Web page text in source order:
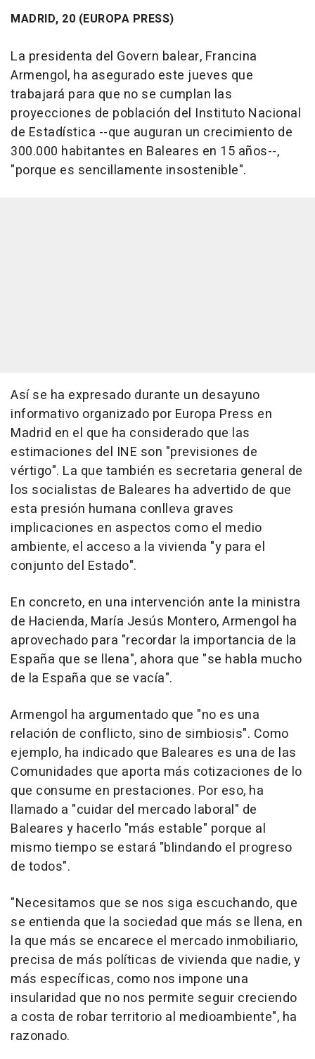
MADRID, 20 (EUROPA PRESS)
La presidenta del Govern balear, Francina
Armengol, ha asegurado este jueves que
trabajará para que no se cumplan las
proyecciones de población del Instituto Nacional
de Estadística --que auguran un crecimiento de
300.000 habitantes en Baleares en 15 años--,
"porque es sencillamente insostenible".
Así se ha expresado durante un desayuno
informativo organizado por Europa Press en
Madrid en el que ha considerado que las
estimaciones del INE son "previsiones de
vértigo". La que también es secretaria general de
los socialistas de Baleares ha advertido de que
esta presión humana conlleva graves
implicaciones en aspectos como el medio
ambiente, el acceso a la vivienda "y para el
conjunto del Estado".
En concreto, en una intervención ante la ministra
de Hacienda, María Jesús Montero, Armengol ha
aprovechado para "recordar la importancia de la
España que se llena", ahora que "se habla mucho
de la España que se vacía".
Armengol ha argumentado que "no es una
relación de conflicto, sino de simbiosis". Como
ejemplo, ha indicado que Baleares es una de las
Comunidades que aporta más cotizaciones de lo
que consume en prestaciones. Por eso, ha
llamado a "cuidar del mercado laboral" de
Baleares y hacerlo "más estable" porque al
mismo tiempo se estará "blindando el progreso
de todos".
"Necesitamos que se nos siga escuchando, que
se entienda que la sociedad que más se llena, en
la que más se encarece el mercado inmobiliario,
precisa de más políticas de vivienda que nadie, y
más específicas, como nos impone una
insularidad que no nos permite seguir creciendo
a costa de robar territorio al medioambiente", ha
razonado.